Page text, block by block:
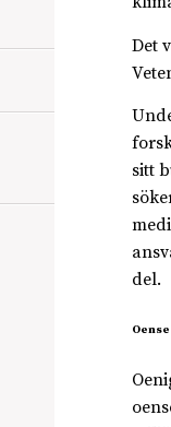
Det
sitt
del.